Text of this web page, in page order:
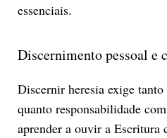
essenciais.
Discernimento pessoal e
Discernir heresia exige
quanto responsabilidade
aprender a ouvir a Escritura